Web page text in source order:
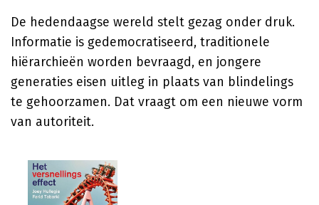
De hedendaagse wereld stelt gezag onder druk.
Informatie is gedemocratiseerd, traditionele
hiërarchieën worden bevraagd, en jongere
generaties eisen uitleg in plaats van blindelings
te gehoorzamen. Dat vraagt om een nieuwe vorm
van autoriteit.